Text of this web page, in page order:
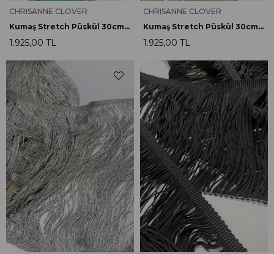
CHRISANNE CLOVER
Kumaş Stretch Püskül 30cm F.Yeşil
1.925,00 TL
CHRISANNE CLOVER
Kumaş Stretch Püskül 30cm Metalik Altın
1.925,00 TL